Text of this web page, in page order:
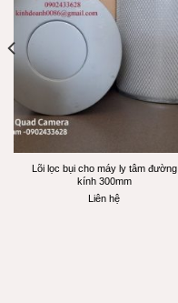
Lõi lọc bụi cho máy ly tâm đường
kính 300mm
Liên hệ